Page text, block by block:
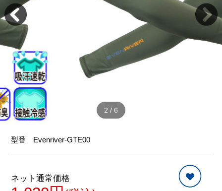
2 / 6
型番 Evenriver-GTE00
ネット通常価格